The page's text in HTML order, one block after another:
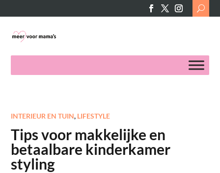
Search
for:
INTERIEUR EN TUIN, LIFESTYLE
Tips voor makkelijke en
betaalbare kinderkamer
styling